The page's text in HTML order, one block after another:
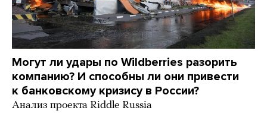
Могут ли удары по Wildberries разорить
компанию? И способны ли они привести
к банковскому кризису в России?
Анализ проекта Riddle Russia